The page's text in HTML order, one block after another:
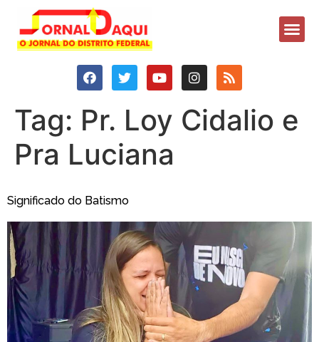
Tag: Pr. Loy Cidalio e
Pra Luciana
Significado do Batismo